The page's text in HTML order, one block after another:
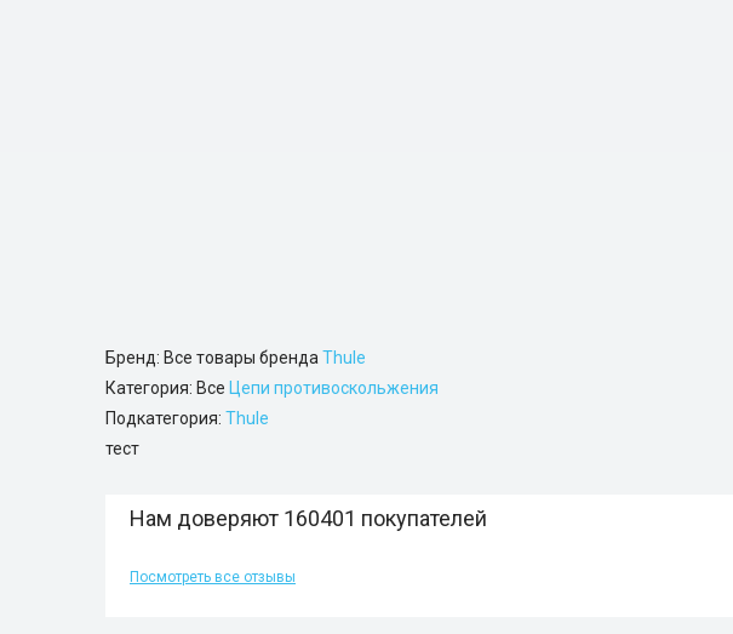
Бренд: Все товары бренда Thule
Категория: Все Цепи противоскольжения
Подкатегория: Thule
тест
Нам доверяют 160401 покупателей
Посмотреть все отзывы